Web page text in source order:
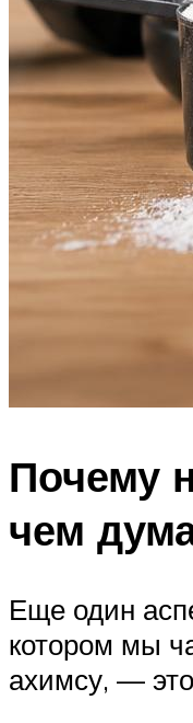
Почему
чем
Еще один
котором мы
ахимсу, —